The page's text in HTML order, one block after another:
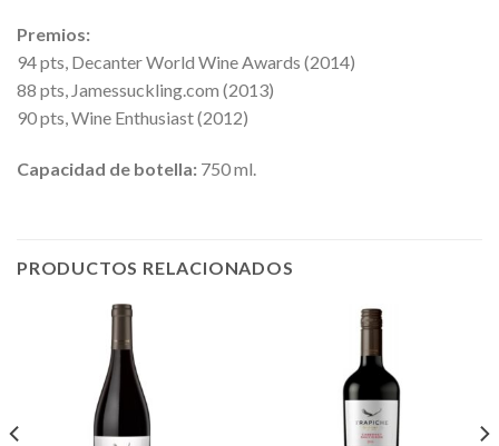
Premios:
94 pts, Decanter World Wine Awards (2014)
88 pts, Jamessuckling.com (2013)
90 pts, Wine Enthusiast (2012)
Capacidad de botella: 750 ml.
PRODUCTOS RELACIONADOS